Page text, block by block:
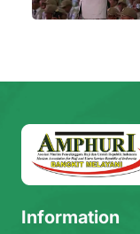
Information